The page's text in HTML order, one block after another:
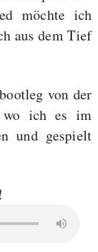
möchte ich
aus dem Tief
von der
ich es im
und gespielt